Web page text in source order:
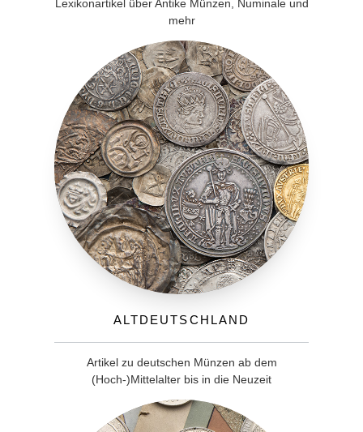
Lexikonartikel über Antike Münzen, Numinale und
mehr
Altdeutschland
Artikel zu deutschen Münzen ab dem
(Hoch-)Mittelalter bis in die Neuzeit